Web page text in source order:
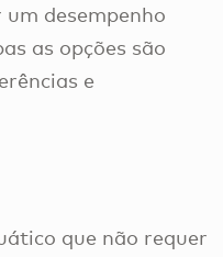
desempenho
as opções são
e
que não requer